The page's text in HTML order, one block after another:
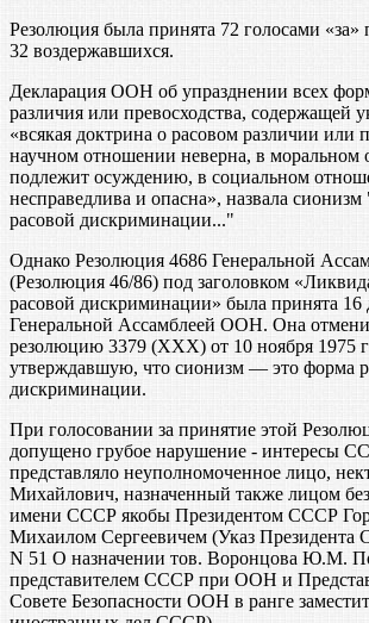
Резолюция была принята 72 голосами «за»
32 воздержавшихся.
Декларация ООН об упразднении всех
различия или превосходства, содержащей
«всякая доктрина о расовом различии или
научном отношении неверна, в моральном
подлежит осуждению, в социальном
несправедлива и опасна», назвала
расовой дискриминации..."
Однако Резолюция 4686 Генеральной
(Резолюция 46/86) под заголовком
расовой дискриминации» была принята 16
Генеральной Ассамблеей ООН. Она
резолюцию 3379 (ХХХ) от 10 ноября 1975
утверждавшую, что сионизм — это форма
дискриминации.
При голосовании за принятие этой
допущено грубое нарушение - интересы
представляло неуполномоченное лицо,
Михайлович, назначенный также лицом
имени СССР якобы Президентом СССР
Михаилом Сергеевичем (Указ Президента
N 51 О назначении тов. Воронцова Ю.М.
представителем СССР при ООН и
Совете Безопасности ООН в ранге